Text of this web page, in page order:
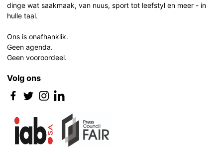
dinge wat saakmaak, van nuus, sport tot leefstyl en meer - in
hulle taal.
Ons is onafhanklik.
Geen agenda.
Geen vooroordeel.
Volg ons